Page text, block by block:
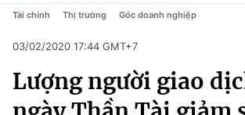
Chuyên mục
Chính trị
Chính trị
Pháp luật
Kinh tế
Thể thao
Tài chính Thị trường Góc doanh nghiệp
03/02/2020 17:44 GMT+7
Lượng người giao